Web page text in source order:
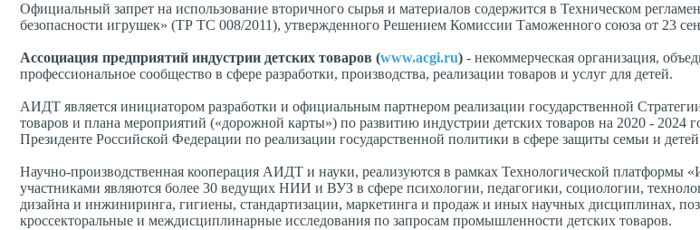
Официальный запрет на использование вторичного сырья и материалов содержится в Техническом
безопасности игрушек» (ТР ТС 008/2011), утвержденного Решением Комиссии Таможенного союза от 23
Ассоциация предприятий индустрии детских товаров (www.acgi.ru) - некоммерческая организация,
профессиональное сообщество в сфере разработки, производства, реализации товаров и услуг для детей.
АИДТ является инициатором разработки и официальным партнером реализации государственной
товаров и плана мероприятий («дорожной карты») по развитию индустрии детских товаров на 2020 - 2024
Президенте Российской Федерации по реализации государственной политики в сфере защиты семьи и
Научно-производственная кооперация АИДТ и науки, реализуются в рамках Технологической платформы
участниками являются более 30 ведущих НИИ и ВУЗ в сфере психологии, педагогики, социологии,
дизайна и инжиниринга, гигиены, стандартизации, маркетинга и продаж и иных научных дисциплинах,
кроссекторальные и междисциплинарные исследования по запросам промышленности детских товаров.